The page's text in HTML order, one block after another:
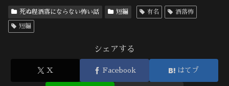
死ぬ程洒落にならない怖い話 短編 有名 洒落怖
短編
シェアする
X Facebook はてブ